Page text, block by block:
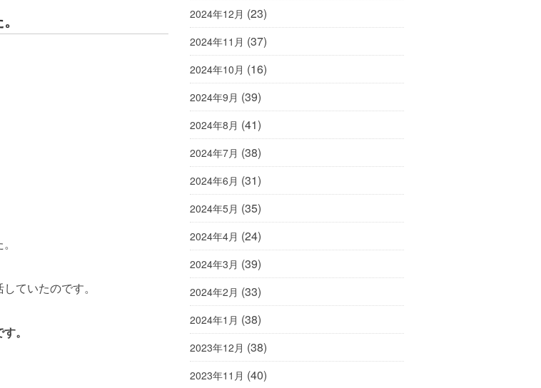
ていたのです。
。
2024年12月 (23)
2024年11月 (37)
2024年10月 (16)
2024年9月 (39)
2024年8月 (41)
2024年7月 (38)
2024年6月 (31)
2024年5月 (35)
2024年4月 (24)
2024年3月 (39)
2024年2月 (33)
2024年1月 (38)
2023年12月 (38)
2023年11月 (40)